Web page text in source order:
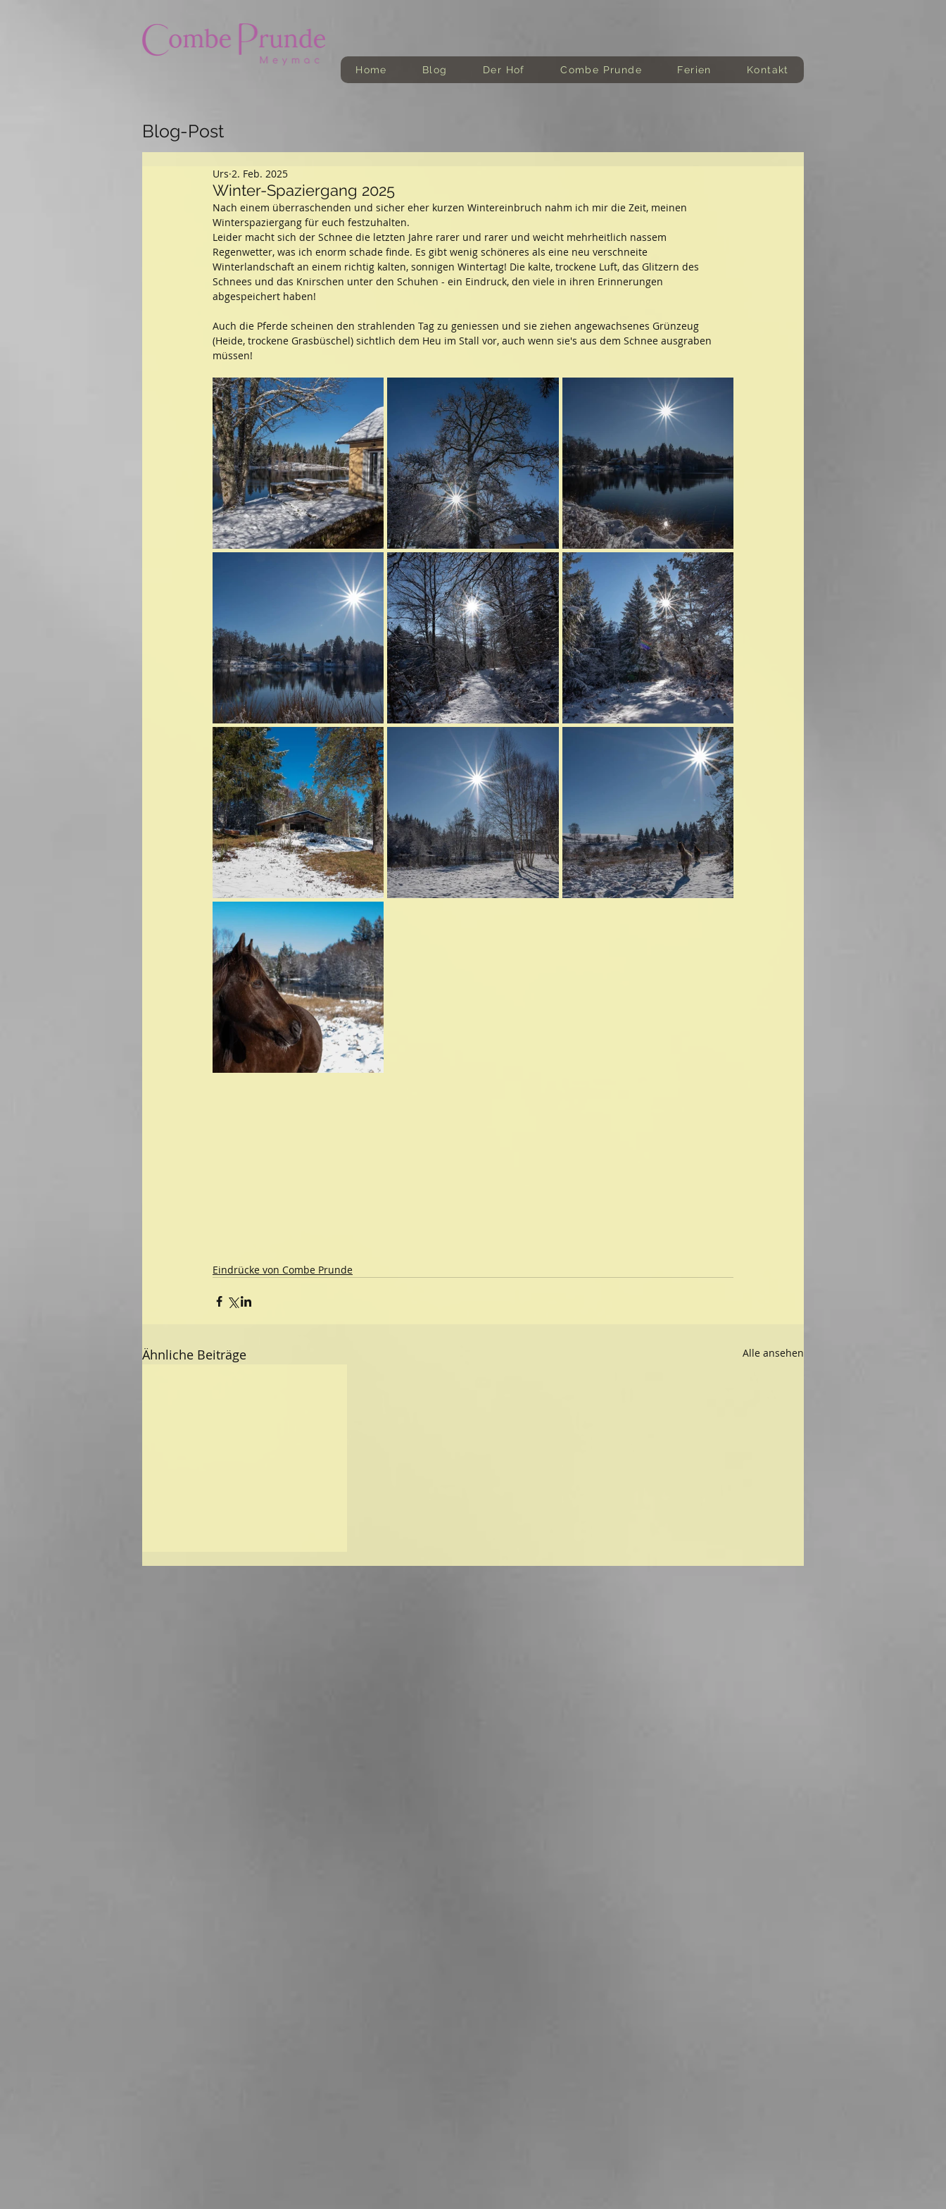
Home Blog Der Hof Combe Prunde Ferien Kontakt
Blog-Post
Winter-Spaziergang 2025
Urs 2. Feb. 2025
Nach einem überraschenden und sicher eher kurzen Wintereinbruch nahm ich mir die Zeit, meinen
Winterspaziergang für euch festzuhalten.
Leider macht sich der Schnee die letzten Jahre rarer und rarer und weicht mehrheitlich nassem
Regenwetter, was ich enorm schade finde. Es gibt wenig schöneres als eine neu verschneite
Winterlandschaft an einem richtig kalten, sonnigen Wintertag! Die kalte, trockene Luft, das Glitzern des
Schnees und das Knirschen unter den Schuhen - ein Eindruck, den viele in ihren Erinnerungen
abgespeichert haben!
Auch die Pferde scheinen den strahlenden Tag zu geniessen und sie ziehen angewachsenes Grünzeug
(Heide, trockene Grasbüschel) sichtlich dem Heu im Stall vor, auch wenn sie's aus dem Schnee ausgraben
müssen!
Eindrücke von Combe Prunde
Ähnliche Beiträge Alle ansehen